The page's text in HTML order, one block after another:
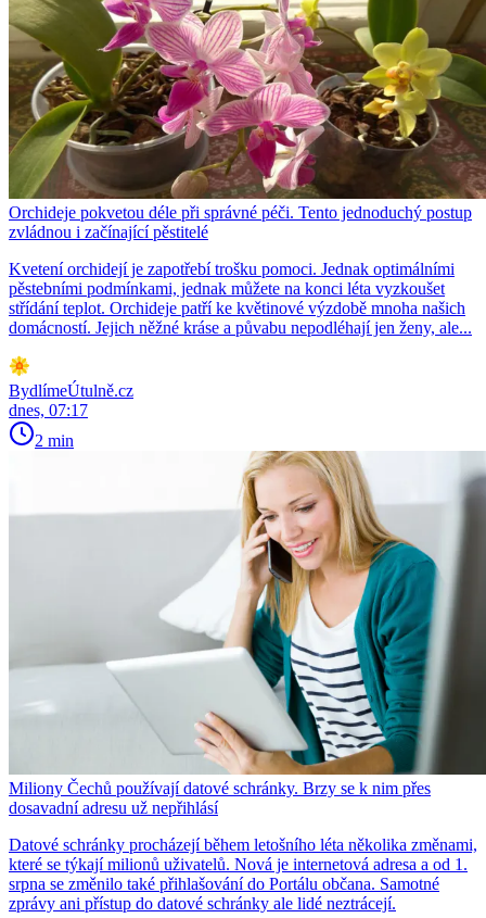
Orchideje pokvetou déle při správné péči. Tento jednoduchý postup
zvládnou i začínající pěstitelé
Kvetení orchidejí je zapotřebí trošku pomoci. Jednak optimálními
pěstebními podmínkami, jednak můžete na konci léta vyzkoušet
střídání teplot. Orchideje patří ke květinové výzdobě mnoha našich
domácností. Jejich něžné kráse a půvabu nepodléhají jen ženy, ale...
BydlímeÚtulně.cz
dnes, 07:17
2 min
Miliony Čechů používají datové schránky. Brzy se k nim přes
dosavadní adresu už nepřihlásí
Datové schránky procházejí během letošního léta několika změnami,
které se týkají milionů uživatelů. Nová je internetová adresa a od 1.
srpna se změnilo také přihlašování do Portálu občana. Samotné
zprávy ani přístup do datové schránky ale lidé neztrácejí.